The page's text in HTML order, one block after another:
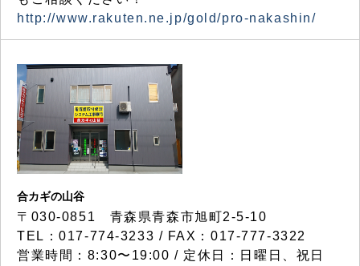
http://www.rakuten.ne.jp/gold/pro-nakashin/
合カギの山谷
〒030-0851 青森県青森市旭町2-5-10
TEL：017-774-3233 / FAX：017-777-3322
営業時間：8:30〜19:00 / 定休日：日曜日、祝日